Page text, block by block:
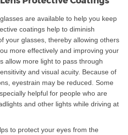
are available to help you keep
coatings help to diminish
your glasses, thereby allowing others
more effectively and improving your
allow more light to pass through
and visual acuity. Because of
eyestrain may be reduced. Some
helpful for people who are
and other lights while driving at
to protect your eyes from the